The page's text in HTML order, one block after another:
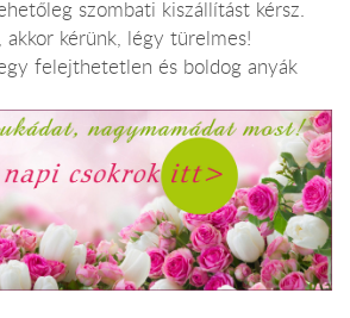
szombati kiszállítást kérsz.
akkor kérünk, légy türelmes!
felejthetetlen és boldog anyák